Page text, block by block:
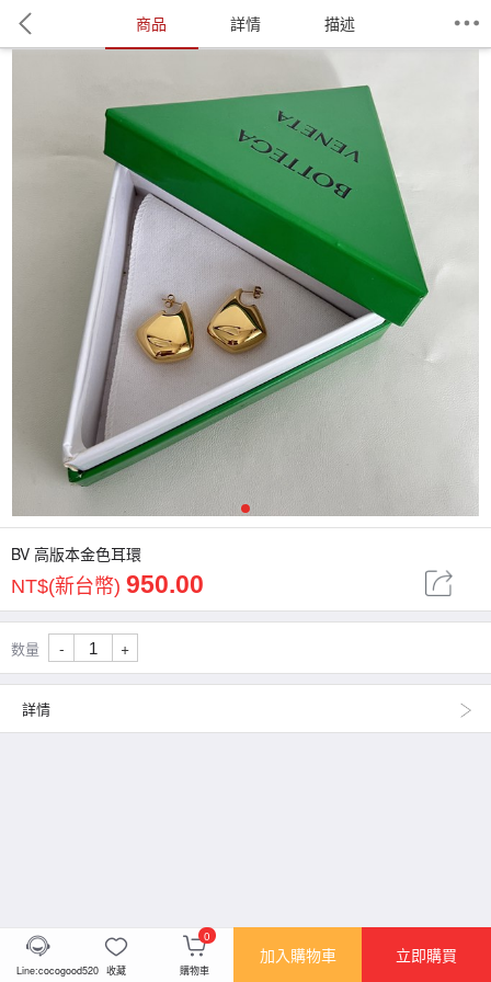
商品 詳情 描述
1
BV 高版本金色耳環
NT$(新台幣) 950.00
数量 - +
詳情
Line:cocogood520 收藏
0
購物車
加入購物車 立即購買